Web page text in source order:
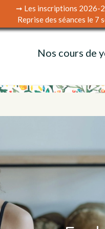
➞ Les inscriptions 2026-
Reprise des séances le 7
Nos cours de